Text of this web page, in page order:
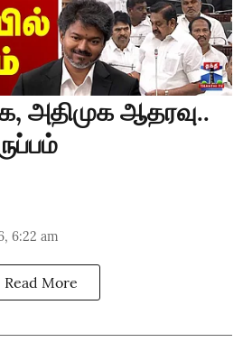
அதிமுக ஆதரவு..
6:22 am
Read More